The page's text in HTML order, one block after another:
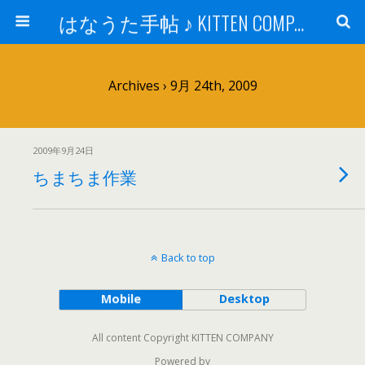
はなうた手帖 ♪ KITTEN COMPANY
Archives › 9月 24th, 2009
2009年9月24日
ちまちま作業
Back to top
Mobile Desktop
All content Copyright KITTEN COMPANY
Powered by